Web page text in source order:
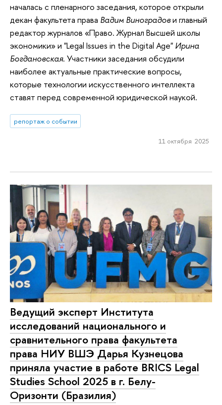
началась с пленарного заседания, которое открыли
декан факультета права Вадим Виноградови главный
редактор журналов «Право. Журнал Высшей школы
экономики» и "Legal Issues in the Digital Age" Ирина
Богдановская. Участники заседания обсудили
наиболее актуальные практические вопросы,
которые технологии искусственного интеллекта
ставят перед современной юридической наукой.
репортаж о событии
11 октября 2025
Ведущий эксперт Института
исследований национального и
сравнительного права факультета
права НИУ ВШЭ Дарья Кузнецова
приняла участие в работе BRICS Legal
Studies School 2025 в г. Белу-
Оризонти (Бразилия)